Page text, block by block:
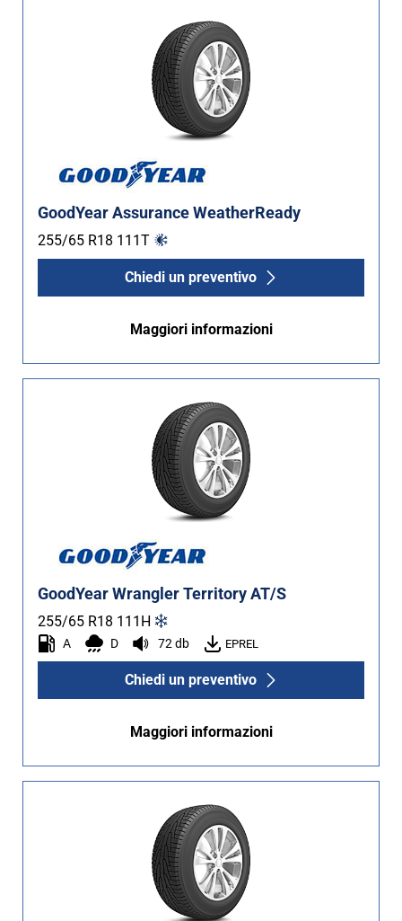
GoodYear Assurance WeatherReady
255/65 R18 111T
Chiedi un preventivo
Maggiori informazioni
GoodYear Wrangler Territory AT/S
255/65 R18 111 H
A D 72 db EPREL
Chiedi un preventivo
Maggiori informazioni